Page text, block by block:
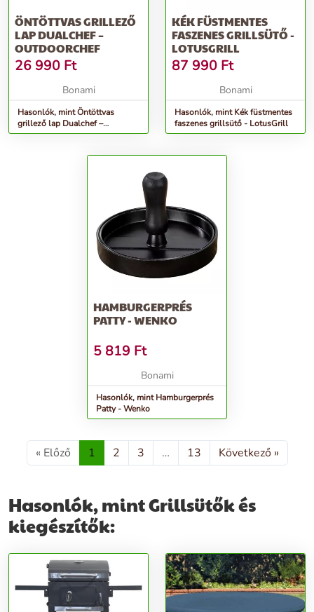
ÖNTÖTTVAS GRILLEZŐ
LAP DUALCHEF –
OUTDOORCHEF
26 990 Ft
Bonami
Hasonlók, mint Öntöttvas
grillező lap Dualchef –
Outdoorchef
KÉK FÜSTMENTES
FASZENES GRILLSÜTŐ -
LOTUSGRILL
87 990 Ft
Bonami
Hasonlók, mint Kék füstmentes
faszenes grillsütő - LotusGrill
HAMBURGERPRÉS
PATTY - WENKO
5 819 Ft
Bonami
Hasonlók, mint Hamburgerprés
Patty - Wenko
« Előző 1 2 3 … 13 Következő »
Hasonlók, mint Grillsütők és
kiegészítők: